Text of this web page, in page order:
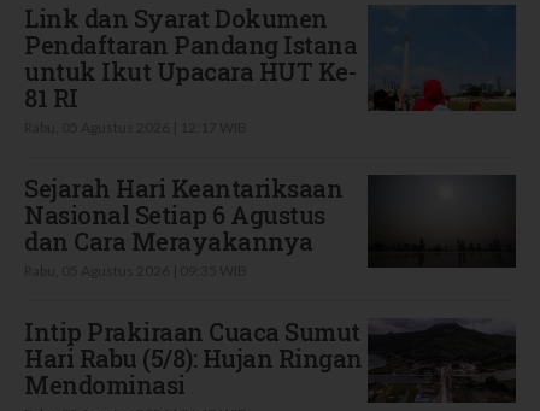
Link dan Syarat Dokumen
Pendaftaran Pandang Istana
untuk Ikut Upacara HUT Ke-
81 RI
Sejarah Hari Keantariksaan
Nasional Setiap 6 Agustus
dan Cara Merayakannya
Intip Prakiraan Cuaca Sumut
Hari Rabu (5/8): Hujan Ringan
Mendominasi